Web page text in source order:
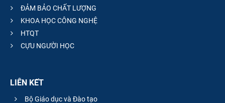
ĐẢM BẢO CHẤT LƯỢNG
KHOA HỌC CÔNG NGHỆ
HTQT
CỰU NGƯỜI HỌC
LIÊN KẾT
Bộ Giáo dục và Đào tạo